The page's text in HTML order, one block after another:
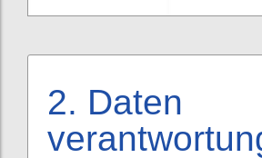
2. Daten